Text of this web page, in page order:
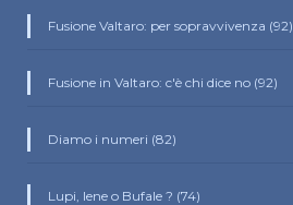
Fusione Valtaro: per sopravvivenza (92)
Fusione in Valtaro: c'è chi dice no (92)
Diamo i numeri (82)
Lupi, Iene o Bufale ? (74)